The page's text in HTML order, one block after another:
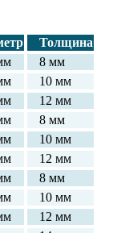
Толщина
8 мм
10 мм
12 мм
8 мм
10 мм
12 мм
8 мм
10 мм
12 мм